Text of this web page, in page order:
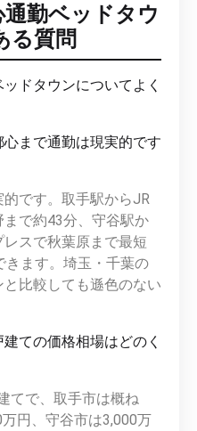
勤ベッドタウ
る質問
まで通勤は現実的です
です。取手駅からJR
で約43分、守谷駅か
スで秋葉原まで最短
きます。埼玉・千葉の
比較しても遜色のない
ての価格相場はどのく
てで、取手市は概ね
円、守谷市は3,000万